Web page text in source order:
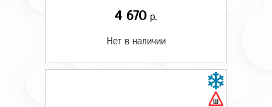
4 670 р.
Нет в наличии